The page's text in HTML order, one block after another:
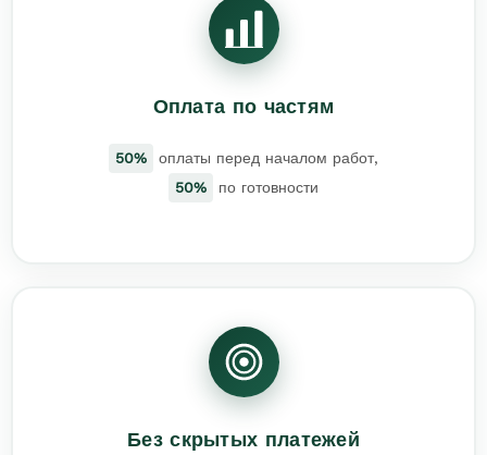
Оплата по частям
50%
оплаты перед началом работ,
50%
по готовности
Без скрытых платежей